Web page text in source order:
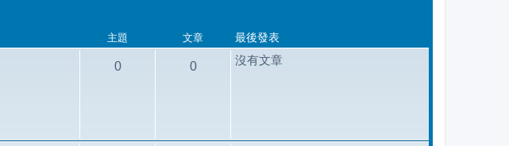
主題 文章 最後發表
0 0 沒有文章